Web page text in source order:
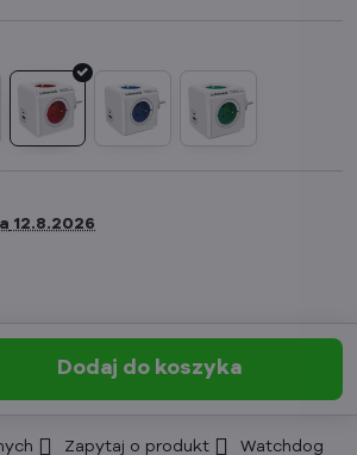
12.8.2026
Dodaj do koszyka
Zapytaj o produkt
Watchdog